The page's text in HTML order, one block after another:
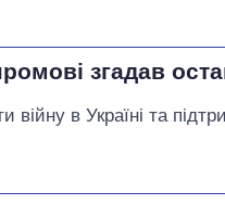
згадав
в Україні та